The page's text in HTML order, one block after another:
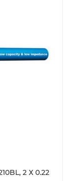
2 Х 0.22